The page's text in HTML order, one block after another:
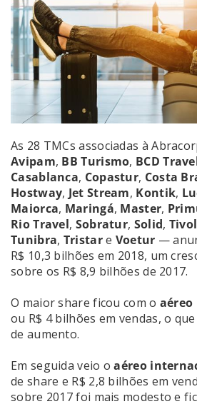
As 28 TMCs associadas à
Avipam, BB Turismo, BCD
Casablanca, Copastur, Costa
Hostway, Jet Stream, Kontik,
Maiorca, Maringá, Master,
Rio Travel, Sobratur, Solid,
Tunibra, Tristare Voetur —
R$ 10,3 bilhões em 2018, um
sobre os R$ 8,9 bilhões de 2017.
O maior share ficou com o
ou R$ 4 bilhões em vendas, o
de aumento.
Em seguida veio oaéreo
de share e R$ 2,8 bilhões em
sobre 2017 foi mais modesto e